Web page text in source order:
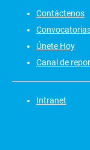
Contáctenos
Únete Hoy
Canal de
Intranet